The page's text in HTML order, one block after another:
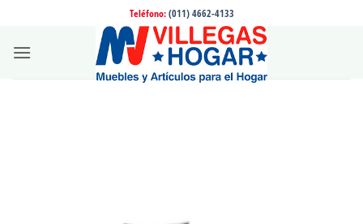
contenido
Teléfono: (011) 4662-4133